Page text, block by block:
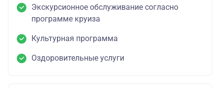
Экскурсионное обслуживание согласно
программе круиза
Культурная программа
Оздоровительные услуги